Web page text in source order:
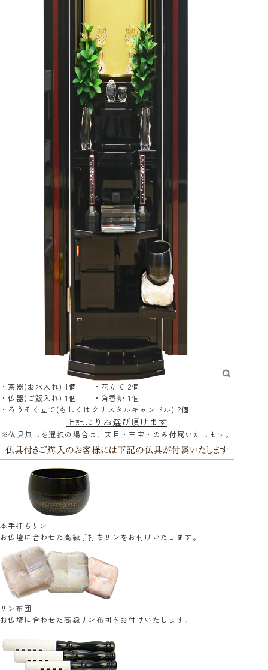
・茶器(お水入れ) 1個 ・花立て 2個
・仏器(ご飯入れ) 1個 ・角香炉 1個
・ろうそく立て(もしくはクリスタルキャンドル) 2個
上記よりお選び頂けます
※仏具無しを選択の場合は、天目・三宝・のみ付属いたします。
本手打ちリン
お仏壇に合わせた高級手打ちリンをお付けいたします。
リン布団
お仏壇に合わせた高級リン布団をお付けいたします。